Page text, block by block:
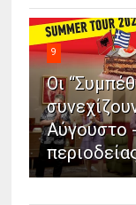
9
Οι
Αύγουστο